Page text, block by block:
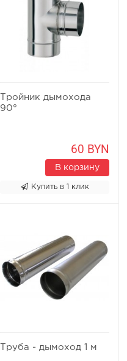
Тройник дымохода
90°
60 BYN
В корзину
Купить в 1 клик
Труба - дымоход 1 м